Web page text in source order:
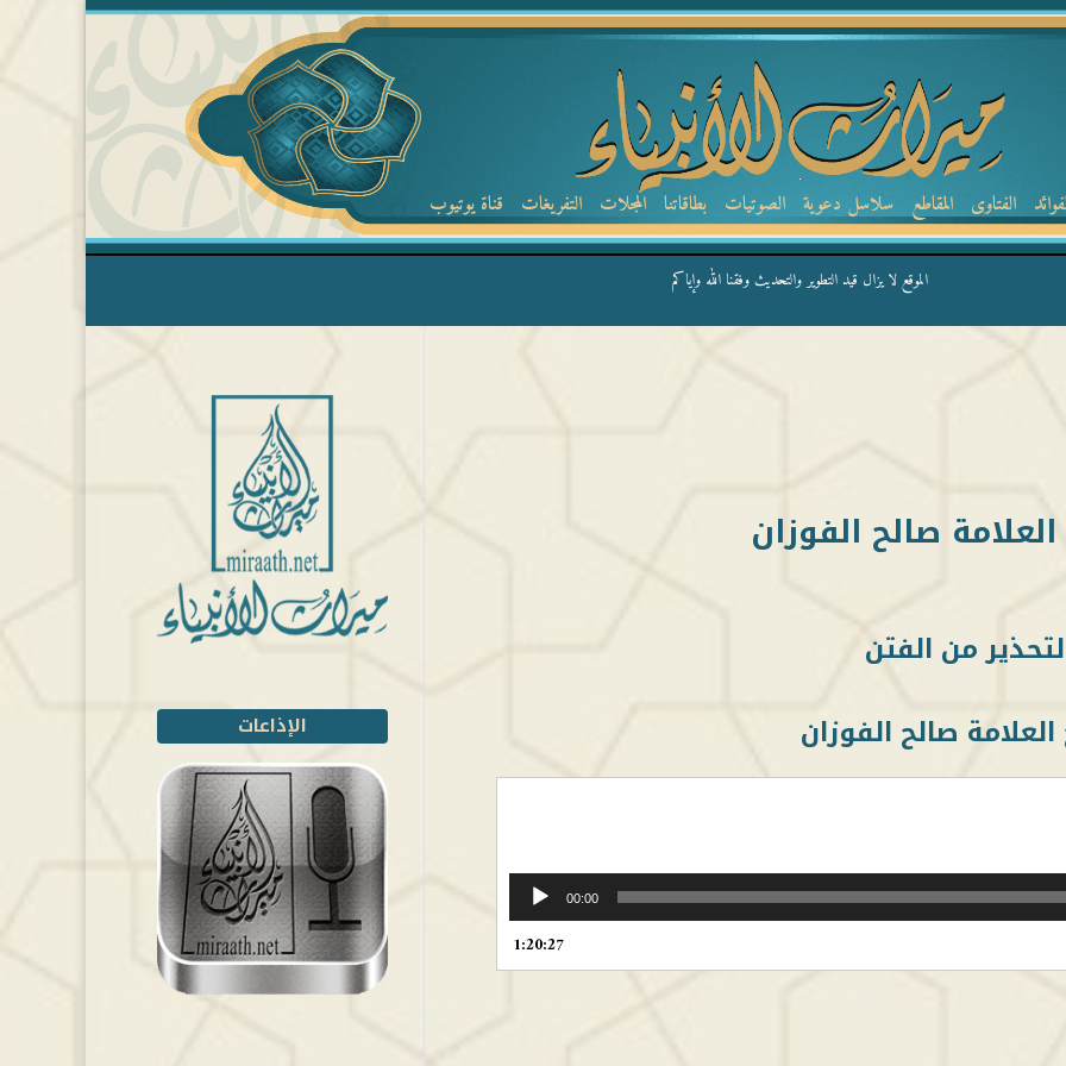
الفتاوى المقاطع سلاسل دعوية الصوتيات بطاقاتنا المجلات التفريغات قناة يوتيوب
الموقع لا يزال قيد التطوير والتحديث وفقنا الله وإياكم
صالح الفوزان
من الفتن
صالح الفوزان
00:00
1:20:27
الإذاعات